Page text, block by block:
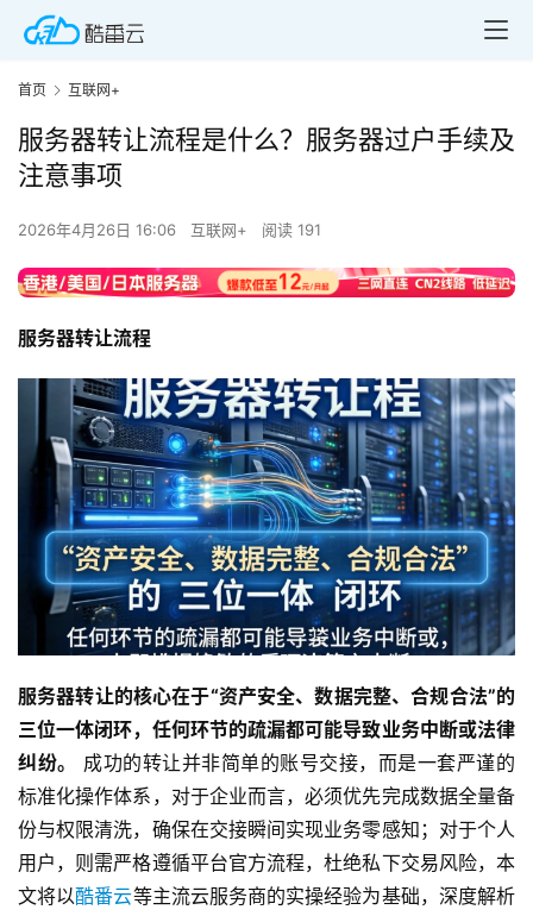
首页 互联网+
服务器转让流程是什么？服务器过户手续及
注意事项
2026年4月26日 16:06 互联网+ 阅读 191
服务器转让流程
服务器转让的核心在于“资产安全、数据完整、合规合法”的
三位一体闭环，任何环节的疏漏都可能导致业务中断或法律
纠纷。
成功的转让并非简单的账号交接，而是一套严谨的
标准化操作体系，对于企业而言，必须优先完成数据全量备
份与权限清洗，确保在交接瞬间实现业务零感知；对于个人
用户，则需严格遵循平台官方流程，杜绝私下交易风险，本
文将以酷番云等主流云服务商的实操经验为基础，深度解析